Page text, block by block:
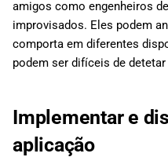
amigos como engenheiros
improvisados. Eles podem
comporta em diferentes
podem ser difíceis de
Implementar e
aplicação